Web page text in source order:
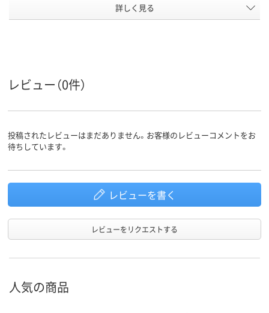
キャスター
詳しく見る
レビュー（0件）
投稿されたレビューはまだありません。お客様のレビューコメントをお
待ちしています。
レビューを書く
レビューをリクエストする
人気の商品